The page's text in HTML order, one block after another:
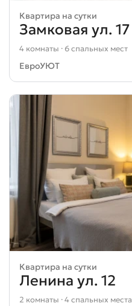
Квартира на сутки
Замковая ул. 17
4 комнаты · 6 спальных мест
ЕвроУЮТ
Квартира на сутки
Ленина ул. 12
2 комнаты · 4 спальных места